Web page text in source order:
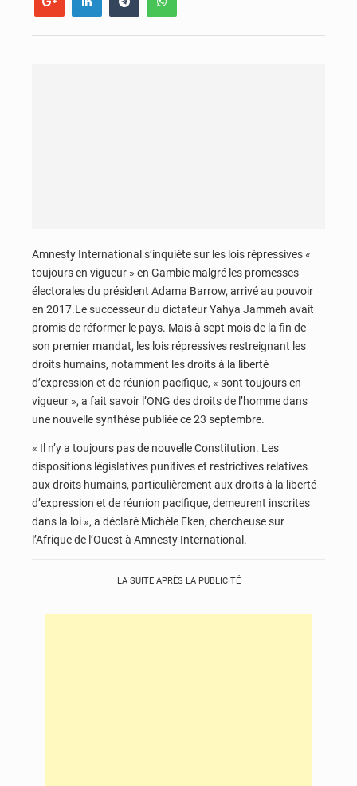
Amnesty International s’inquiète sur les lois répressives «
toujours en vigueur » en Gambie malgré les promesses
électorales du président Adama Barrow, arrivé au pouvoir
en 2017.Le successeur du dictateur Yahya Jammeh avait
promis de réformer le pays. Mais à sept mois de la fin de
son premier mandat, les lois répressives restreignant les
droits humains, notamment les droits à la liberté
d’expression et de réunion pacifique, « sont toujours en
vigueur », a fait savoir l’ONG des droits de l’homme dans
une nouvelle synthèse publiée ce 23 septembre.
« Il n’y a toujours pas de nouvelle Constitution. Les
dispositions législatives punitives et restrictives relatives
aux droits humains, particulièrement aux droits à la liberté
d’expression et de réunion pacifique, demeurent inscrites
dans la loi », a déclaré Michèle Eken, chercheuse sur
l’Afrique de l’Ouest à Amnesty International.
LA SUITE APRÈS LA PUBLICITÉ